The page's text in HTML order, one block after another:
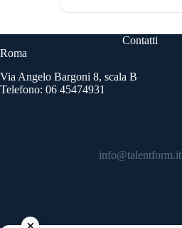
Contatti
Roma
Via Angelo Bargoni 8, scala B
Telefono: 06 45474931
info@talentform.it